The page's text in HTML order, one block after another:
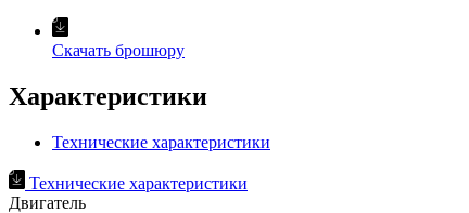
Скачать брошюру
Характеристики
Технические характеристики
Технические характеристики
Двигатель